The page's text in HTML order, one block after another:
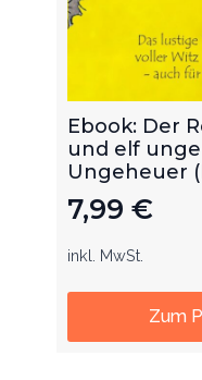
Ebook: Der
und elf
Ungeheuer
7,99 €
inkl. MwSt.
Zum